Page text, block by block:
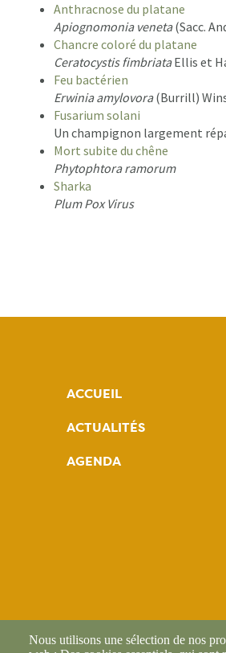
Anthracnose du platane
Apiognomonia veneta(Sacc.
Chancre coloré du platane
Ceratocystis fimbriataEllis et
Feu bactérien
Erwinia amylovora(Burrill)
Fusarium solani
Un champignon largement
Mort subite du chêne
Phytophtora ramorum
Sharka
Plum Pox Virus
Nous utilisons une sélection de nos
ACCUEIL
ACTUALITÉS
AGENDA